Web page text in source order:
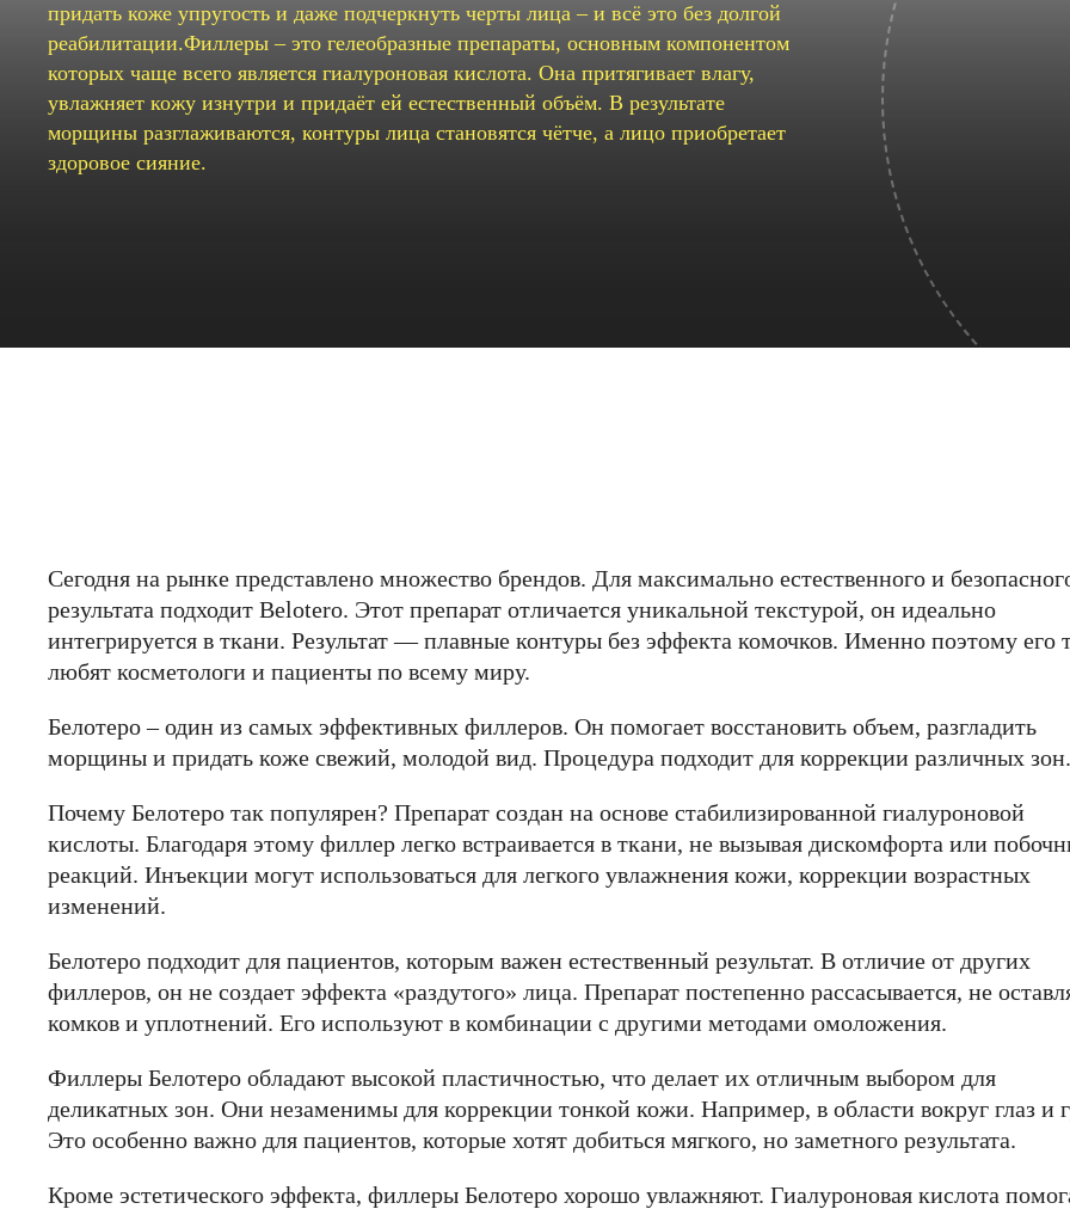
придать коже упругость и даже подчеркнуть черты лица – и всё это без долгой
реабилитации.Филлеры – это гелеобразные препараты, основным компонентом
которых чаще всего является гиалуроновая кислота. Она притягивает влагу,
увлажняет кожу изнутри и придаёт ей естественный объём. В результате
морщины разглаживаются, контуры лица становятся чётче, а лицо приобретает
здоровое сияние.
Сегодня на рынке представлено множество брендов. Для максимально естественного и
результата подходит Belotero. Этот препарат отличается уникальной текстурой, он идеально
интегрируется в ткани. Результат — плавные контуры без эффекта комочков. Именно поэтому его
любят косметологи и пациенты по всему миру.
Белотеро – один из самых эффективных филлеров. Он помогает восстановить объем, разгладить
морщины и придать коже свежий, молодой вид. Процедура подходит для коррекции различных зон.
Почему Белотеро так популярен? Препарат создан на основе стабилизированной гиалуроновой
кислоты. Благодаря этому филлер легко встраивается в ткани, не вызывая дискомфорта или
реакций. Инъекции могут использоваться для легкого увлажнения кожи, коррекции возрастных
изменений.
Белотеро подходит для пациентов, которым важен естественный результат. В отличие от других
филлеров, он не создает эффекта «раздутого» лица. Препарат постепенно рассасывается, не
комков и уплотнений. Его используют в комбинации с другими методами омоложения.
Филлеры Белотеро обладают высокой пластичностью, что делает их отличным выбором для
деликатных зон. Они незаменимы для коррекции тонкой кожи. Например, в области вокруг глаз и
Это особенно важно для пациентов, которые хотят добиться мягкого, но заметного результата.
Кроме эстетического эффекта, филлеры Белотеро хорошо увлажняют. Гиалуроновая кислота